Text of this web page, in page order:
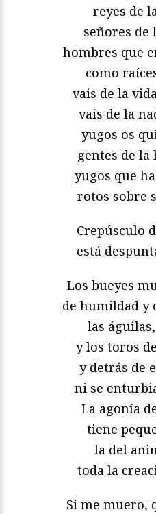
reyes de
señores de
hombres que
como
vais de la
vais de la
yugos os
gentes de
yugos que
rotos sobre
Crepúsculo
está
Los bueyes
de humildad y
las
y los toros
y detrás de
ni se
La agonía
tiene
la del
toda la
Si me muero,